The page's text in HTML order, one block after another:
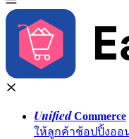
UnifiedCommerce
ให้ลูกค้าช้อปปิ้งออ